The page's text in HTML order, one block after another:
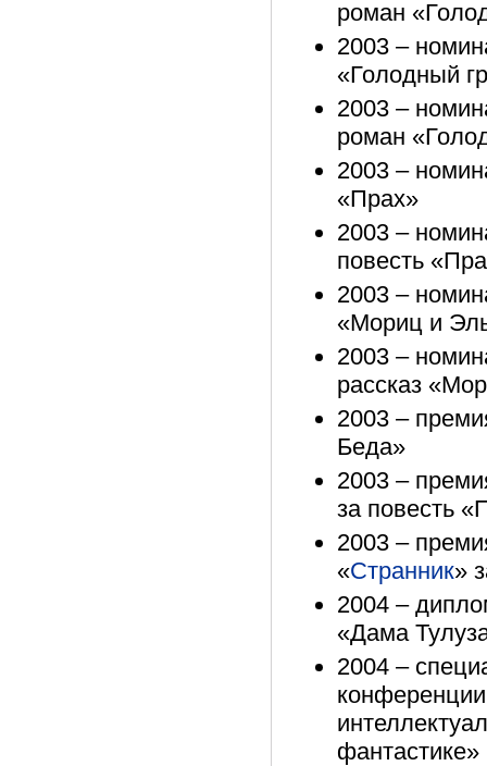
роман
2003 –
«Голодный
2003 –
роман
2003 –
«Прах»
2003 –
повесть
2003 –
«Мориц и
2003 –
рассказ
2003 –
Беда»
2003 –
за повесть
2003 –
«Странник»
2004 –
«Дама
2004 –
фантастике»